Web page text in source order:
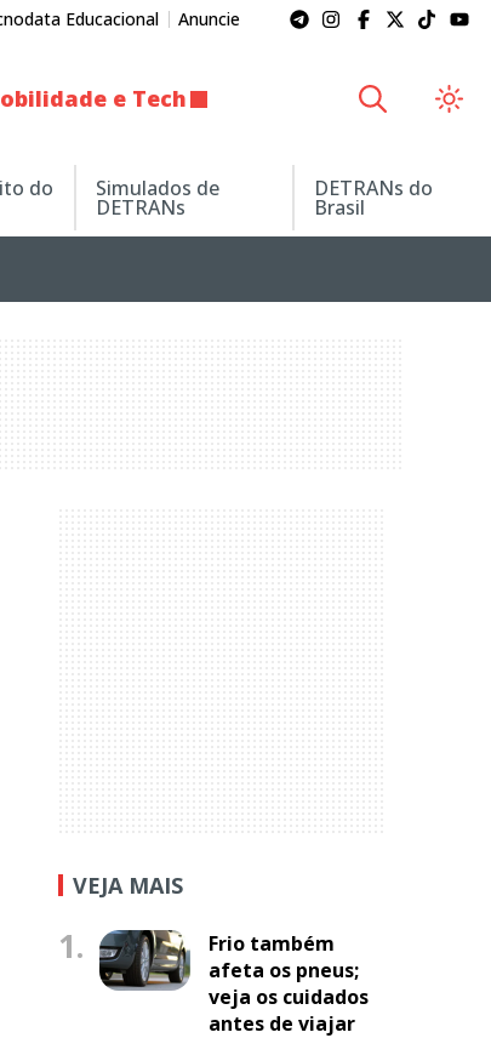
Educacional Anuncie
e Tech
do Simulados de
DETRANs
DETRANs do
Brasil
VEJA MAIS
1.
Frio também
afeta os pneus;
veja os cuidados
antes de viajar